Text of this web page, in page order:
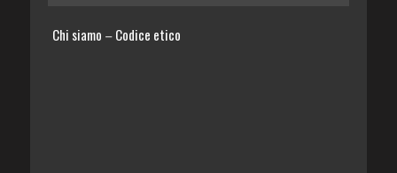
Chi siamo – Codice etico